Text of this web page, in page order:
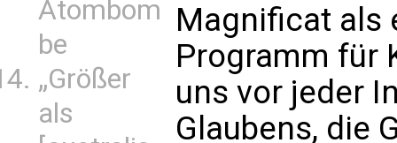
Atombom
be
„Größer
als
Magnificat als
Programm für
uns vor jeder
Glaubens, die